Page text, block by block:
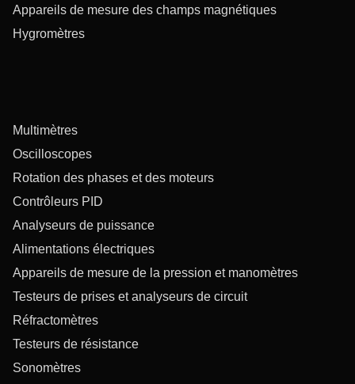
Appareils de mesure des champs magnétiques
Hygromètres
Multimètres
Oscilloscopes
Rotation des phases et des moteurs
Contrôleurs PID
Analyseurs de puissance
Alimentations électriques
Appareils de mesure de la pression et manomètres
Testeurs de prises et analyseurs de circuit
Réfractomètres
Testeurs de résistance
Sonomètres